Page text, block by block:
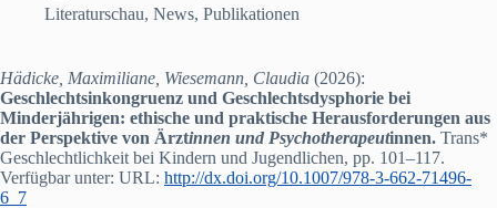
e
n
Literaturschau, News, Publikationen
Hädicke, Maximiliane, Wiesemann, Claudia (2026):
Geschlechtsinkongruenz und Geschlechtsdysphorie bei
Minderjährigen: ethische und praktische Herausforderungen aus
der Perspektive von Ärztinnen und Psychotherapeutinnen. Trans*
Geschlechtlichkeit bei Kindern und Jugendlichen, pp. 101–117.
Verfügbar unter: URL: http://dx.doi.org/10.1007/978-3-662-71496-
6_7